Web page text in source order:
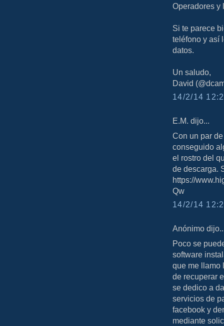
Operadores y
Si te parece
teléfono y así
datos.
Un saludo,
David
14/2/14
E.M. dijo...
Con un par
conseguido
el rostro del
de descarga.
https://
Qw
14/2/14
Anónimo
Poco se
software
que me llamo
de recuperar
se dedico a
servicios de
facebook y
mediante